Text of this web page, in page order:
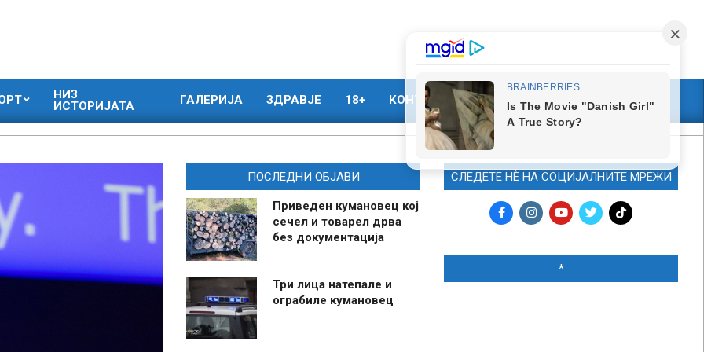
НИЗ
ИСТОРИЈАТА
ГАЛЕРИЈА ЗДРАВЈЕ 18+ КОНТАКТ МАРКЕТИНГ
ПОСЛЕДНИ ОБЈАВИ
Приведен кумановец кој
сечел и товарел дрва
без документација
Три лица натепале и
ограбиле кумановец
СЛЕДЕТЕ НЀ НА СОЦИЈАЛНИТЕ МРЕЖИ
*